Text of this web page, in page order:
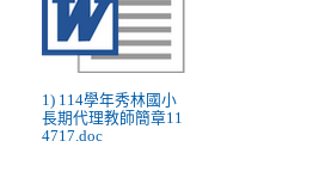
1) 114學年秀林國小
長期代理教師簡章11
4717.doc